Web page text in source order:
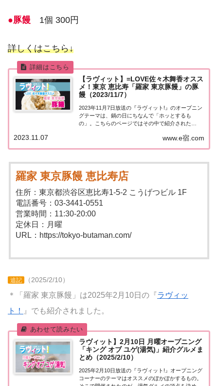
●豚饅 1個 300円
詳しくはこちら↓
【ラヴィット】=LOVE佐々木舞香オスス
メ！東京 恵比寿「羅家 東京豚饅」の豚
饅（2023/11/7）
2023年11月7日放送の『ラヴィット!』のオープニン
グテーマは、鍋の日にちなんで「ホッとするも
の」。こちらのページではその中で紹介された
寿「羅家 東京豚饅」の豚饅についてまとめました。
www.e宿.com
2023.11.07
羅家 東京豚饅 恵比寿店
住所：東京都渋谷区恵比寿1-5-2 こうげつビル 1F
電話番号：03-3441-0551
営業時間：11:30-20:00
定休日：月曜
URL：https://tokyo-butaman.com/
追記 （2025/2/10）
＊「羅家 東京豚饅」は2025年2月10日の『ラヴィッ
ト！
』でも紹介されました。
ラヴィット】2月10日 月曜オープニング
「キング オブ ユゲ(湯気)」紹介グルメま
とめ（2025/2/10）
2025年2月10日放送の『ラヴィット!』オープニング
コーナーのテーマはオススメのぽかぽかするもの。